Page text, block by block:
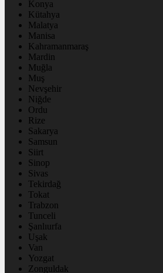
Konya
Kütahya
Malatya
Manisa
Kahramanmaraş
Mardin
Muğla
Muş
Nevşehir
Niğde
Ordu
Rize
Sakarya
Samsun
Siirt
Sinop
Sivas
Tekirdağ
Tokat
Trabzon
Tunceli
Şanlıurfa
Uşak
Van
Yozgat
Zonguldak